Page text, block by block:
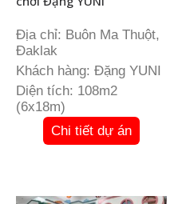
Địa chỉ: Buôn Ma Thuột,
Đaklak
Khách hàng: Đặng YUNI
Diện tích: 108m2
(6x18m)
Chi tiết dự án